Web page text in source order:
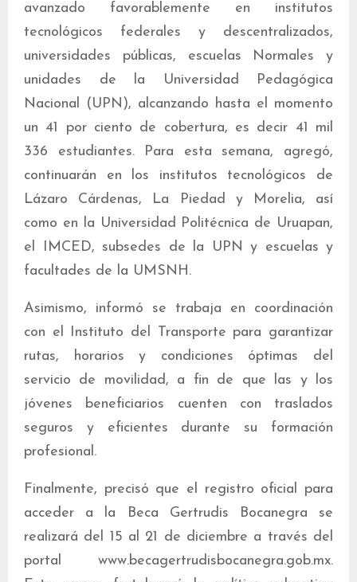
avanzado favorablemente en institutos
tecnológicos federales y descentralizados,
universidades públicas, escuelas Normales y
unidades de la Universidad Pedagógica
Nacional (UPN), alcanzando hasta el momento
un 41 por ciento de cobertura, es decir 41 mil
336 estudiantes. Para esta semana, agregó,
continuarán en los institutos tecnológicos de
Lázaro Cárdenas, La Piedad y Morelia, así
como en la Universidad Politécnica de Uruapan,
el IMCED, subsedes de la UPN y escuelas y
facultades de la UMSNH.
Asimismo, informó se trabaja en coordinación
con el Instituto del Transporte para garantizar
rutas, horarios y condiciones óptimas del
servicio de movilidad, a fin de que las y los
jóvenes beneficiarios cuenten con traslados
seguros y eficientes durante su formación
profesional.
Finalmente, precisó que el registro oficial para
acceder a la Beca Gertrudis Bocanegra se
realizará del 15 al 21 de diciembre a través del
portal www.becagertrudisbocanegra.gob.mx.